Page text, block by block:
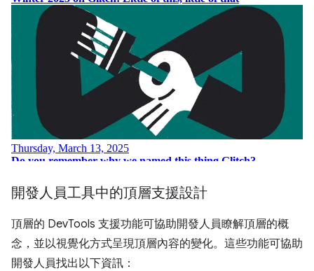
開發人員工具中的頂層支援設計
頂層的 DevTools 支援功能可協助開發人員瞭解頂層的概
念，並以視覺化方式呈現頂層內容的變化。這些功能可協助
開發人員找出以下資訊：